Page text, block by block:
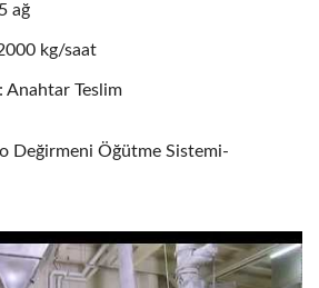
ağ
kg/saat
Anahtar Teslim
Değirmeni Öğütme Sistemi-